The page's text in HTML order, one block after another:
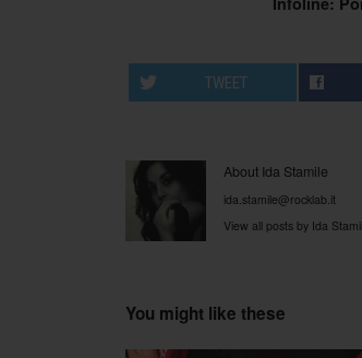
TWEET
About Ida Stamile
ida.stamile@rocklab.it
View all posts by Ida
You might like these